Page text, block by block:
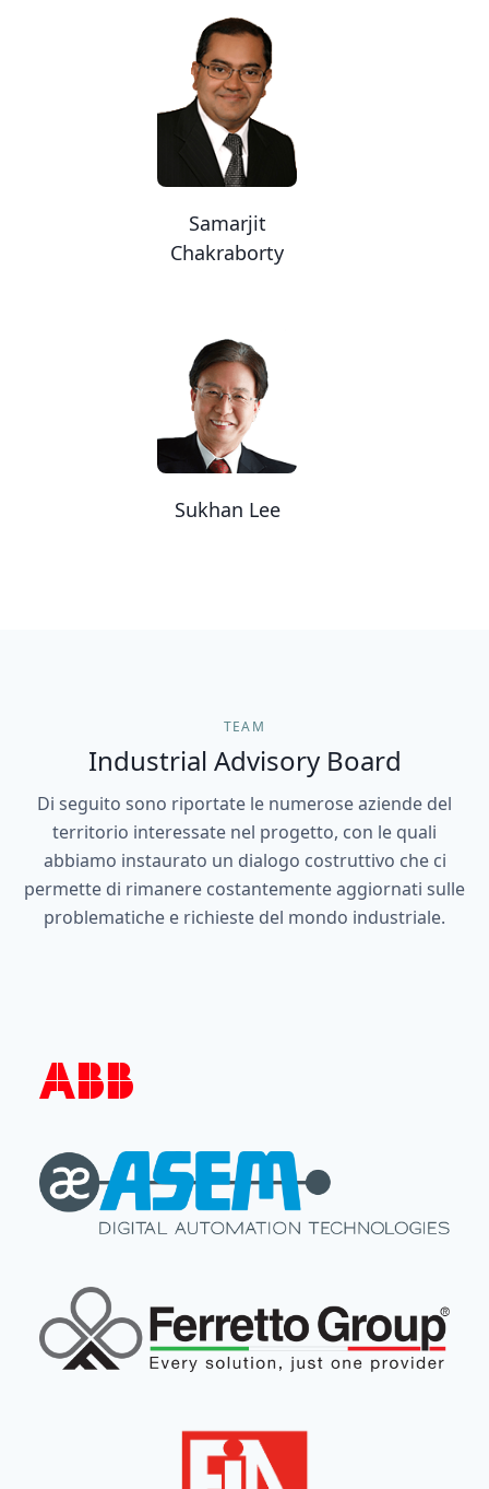
Samarjit
Chakraborty
Sukhan Lee
TEAM
Industrial Advisory Board
Di seguito sono riportate le numerose aziende del
territorio interessate nel progetto, con le quali
abbiamo instaurato un dialogo costruttivo che ci
permette di rimanere costantemente aggiornati sulle
problematiche e richieste del mondo industriale.